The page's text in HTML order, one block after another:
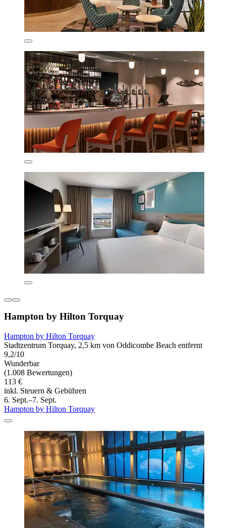
Hampton by Hilton Torquay
Hampton by Hilton Torquay
Stadtzentrum Torquay, 2,5 km von Oddicombe Beach entfernt
9,2/10
Wunderbar
(1.008 Bewertungen)
113 €
inkl. Steuern & Gebühren
6. Sept.–7. Sept.
Hampton by Hilton Torquay